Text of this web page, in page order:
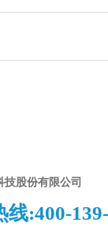
技股份有限公司
线:400-